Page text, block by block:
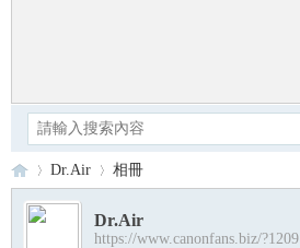
Dr.Air 相冊
Dr.Air
https://www.canonfans.biz/?1209